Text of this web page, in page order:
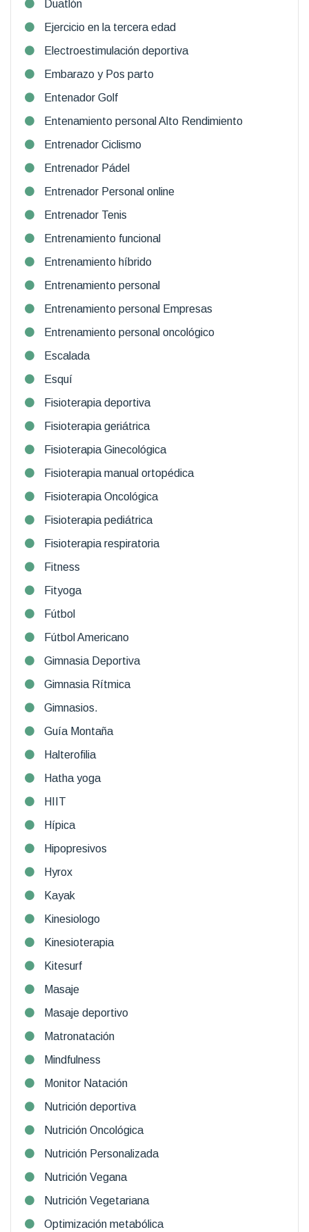
Duatlón
Ejercicio en la tercera edad
Electroestimulación deportiva
Embarazo y Pos parto
Entenador Golf
Entenamiento personal Alto Rendimiento
Entrenador Ciclismo
Entrenador Pádel
Entrenador Personal online
Entrenador Tenis
Entrenamiento funcional
Entrenamiento híbrido
Entrenamiento personal
Entrenamiento personal Empresas
Entrenamiento personal oncológico
Escalada
Esquí
Fisioterapia deportiva
Fisioterapia geriátrica
Fisioterapia Ginecológica
Fisioterapia manual ortopédica
Fisioterapia Oncológica
Fisioterapia pediátrica
Fisioterapia respiratoria
Fitness
Fityoga
Fútbol
Fútbol Americano
Gimnasia Deportiva
Gimnasia Rítmica
Gimnasios.
Guía Montaña
Halterofilia
Hatha yoga
HIIT
Hípica
Hipopresivos
Hyrox
Kayak
Kinesiologo
Kinesioterapia
Kitesurf
Masaje
Masaje deportivo
Matronatación
Mindfulness
Monitor Natación
Nutrición deportiva
Nutrición Oncológica
Nutrición Personalizada
Nutrición Vegana
Nutrición Vegetariana
Optimización metabólica